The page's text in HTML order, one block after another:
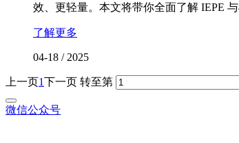
效、更轻量。本文将带你全面了解 IEPE
了解更多
04-18 / 2025
上一页1下一页 转至第
微信公众号